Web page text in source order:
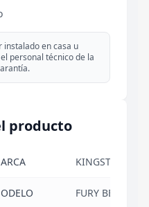
en casa u
personal técnico de la
producto
KINGSTON
FURY BEAST